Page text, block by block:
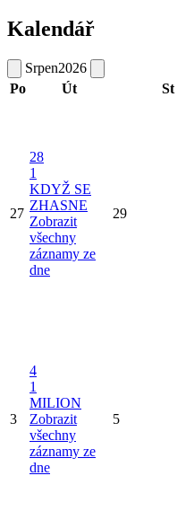
Kalendář
Srpen2026
Po
Út St
27
28
1
KDYŽ SE
ZHASNE
Zobrazit
všechny
záznamy ze
dne
29
3
4
1
MILION
Zobrazit
všechny
záznamy ze
dne
5